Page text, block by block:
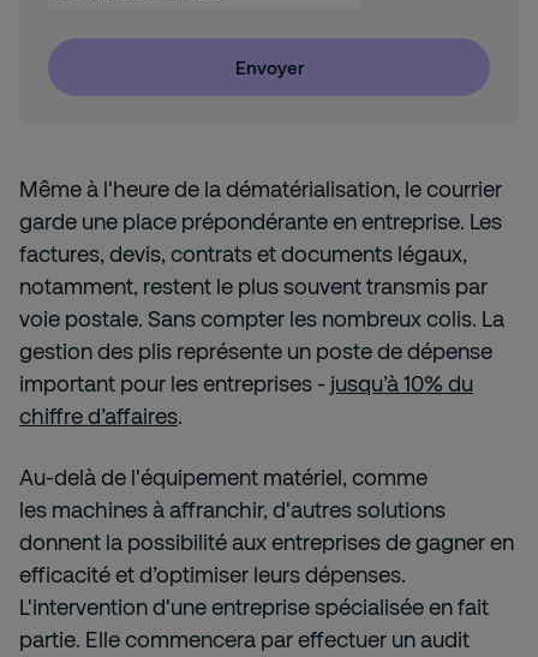
Même à l'heure de la dématérialisation, le courrier
garde une place prépondérante en entreprise. Les
factures, devis, contrats et documents légaux,
notamment, restent le plus souvent transmis par
voie postale. Sans compter les nombreux colis. La
gestion des plis représente un poste de dépense
important pour les entreprises - jusqu’à 10% du
chiffre d’affaires.
Au-delà de l'équipement matériel, comme
les machines à affranchir, d'autres solutions
donnent la possibilité aux entreprises de gagner en
efficacité et d’optimiser leurs dépenses.
L'intervention d'une entreprise spécialisée en fait
partie. Elle commencera par effectuer un audit
Envoyer